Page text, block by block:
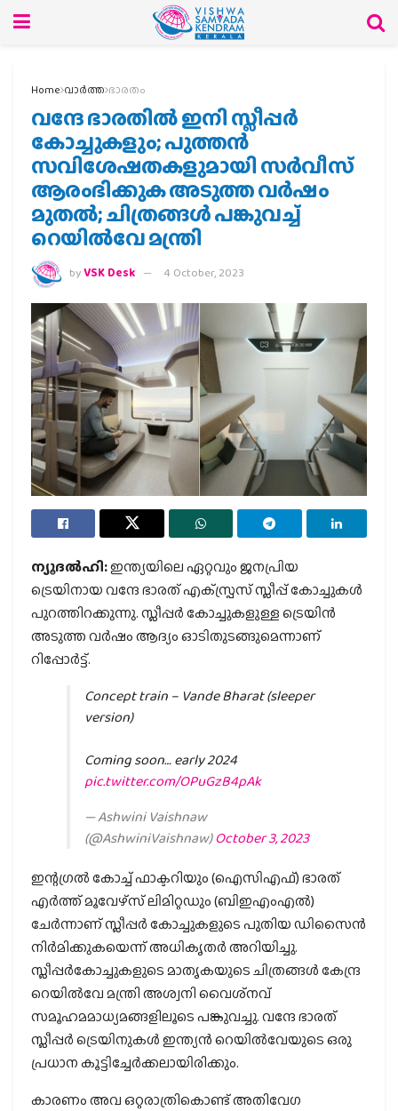
Home വാര്‍ത്ത ഭാരതം
വന്ദേ ഭാരതില്‍ ഇനി സ്ലീപ്പര്‍
കോച്ചുകളും; പുത്തന്‍
സവിശേഷതകളുമായി സര്‍വീസ്
ആരംഭിക്കുക അടുത്ത വര്‍ഷം
മുതല്‍; ചിത്രങ്ങള്‍ പങ്കുവച്ച്
റെയില്‍വേ മന്ത്രി
byVSK Desk 4 October, 2023
ന്യൂദല്‍ഹി:ഇന്ത്യയിലെ ഏറ്റവും ജനപ്രിയ
ട്രെയിനായ വന്ദേ ഭാരത് എക്‌സ്പ്രസ് സ്ലീപ്പ് കോച്ചുകള്‍
പുറത്തിറക്കുന്നു. സ്ലീപ്പര്‍ കോച്ചുകളുള്ള ട്രെയിന്‍
അടുത്ത വര്‍ഷം ആദ്യം ഓടിതുടങ്ങുമെന്നാണ്
റിപ്പോര്‍ട്ട്.
Concept train – Vande Bharat (sleeper
version)
Coming soon… early 2024
pic.twitter.com/OPuGzB4pAk
— Ashwini Vaishnaw
(@AshwiniVaishnaw)October 3, 2023
ഇന്റഗ്രല്‍ കോച്ച് ഫാക്ടറിയും (ഐസിഎഫ്) ഭാരത്
എര്‍ത്ത് മൂവേഴ്‌സ് ലിമിറ്റഡും (ബിഇഎംഎല്‍)
ചേര്‍ന്നാണ് സ്ലീപ്പര്‍ കോച്ചുകളുടെ പുതിയ ഡിസൈന്‍
നിര്‍മിക്കുകയെന്ന് അധികൃതര്‍ അറിയിച്ചു.
സ്ലീപ്പര്‍കോച്ചുകളുടെ മാതൃകയുടെ ചിത്രങ്ങള്‍ കേന്ദ്ര
റെയില്‍വേ മന്ത്രി അശ്വനി വൈശ്‌നവ്
സമൂഹമമാധ്യമങ്ങളിലൂടെ പങ്കുവച്ചു. വന്ദേ ഭാരത്
സ്ലീപ്പര്‍ ട്രെയിനുകള്‍ ഇന്ത്യന്‍ റെയില്‍വേയുടെ ഒരു
പ്രധാന കൂട്ടിച്ചേര്‍ക്കലായിരിക്കും.
കാരണം അവ ഒറ്റരാത്രികൊണ്ട് അതിവേഗ